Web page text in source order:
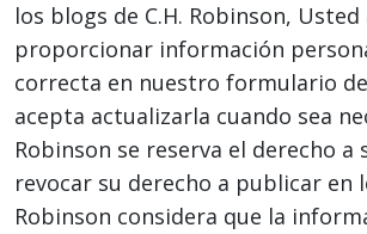
los blogs de C.H. Robinson,
proporcionar información
correcta en nuestro formulario
acepta actualizarla cuando sea
Robinson se reserva el derecho a
revocar su derecho a publicar en
Robinson considera que la